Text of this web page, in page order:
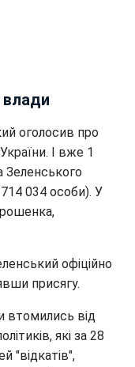
оголосив про
І вже 1
Зеленського
034 особи). У
офіційно
присягу.
втомились від
які за 28
"відкатів",